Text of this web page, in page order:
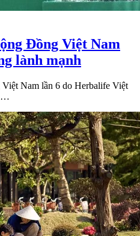
Đồng Việt Nam
lành mạnh
Nam lần 6 do Herbalife Việt